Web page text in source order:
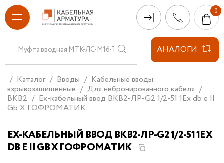
АНАЛОГИ
Каталог Вводы
Кабельные вводы
взрывозащищенные
Для небронированного кабеля
ВКВ2
Ех-кабельный ввод ВКВ2-ЛР-G2 1/2-51 1Ex db e II
Gb X ГОФРОМАТИК
ЕХ-КАБЕЛЬНЫЙ ВВОД ВКВ2-ЛР-G2 1/2-51 1EX
DB E II GB X ГОФРОМАТИК